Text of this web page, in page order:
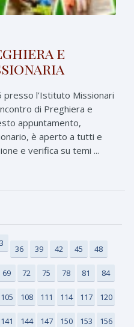
e
presso l’Istituto Missionari
di Preghiera e
appuntamento,
è aperto a tutti e
e verifica su temi ...
36 39 42 45 48
69 72 75 78 81 84
105 108 111 114 117 120
141 144 147 150 153 156